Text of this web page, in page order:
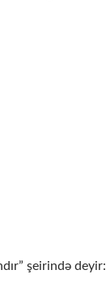
şeirində deyir: